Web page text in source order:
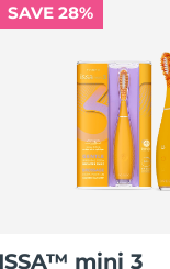
SAVE 28%
ISSA™ mini 3